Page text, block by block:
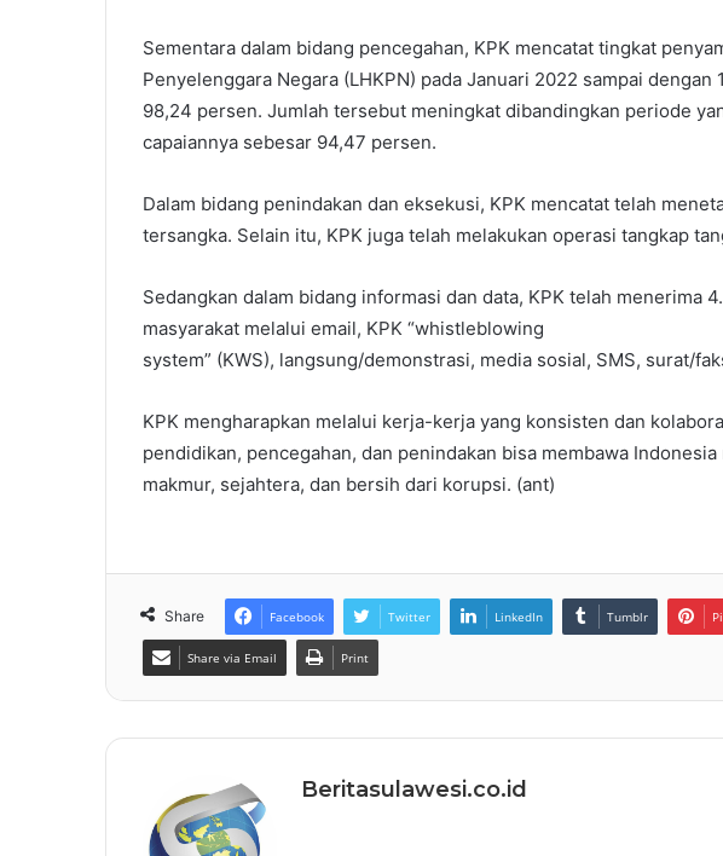
Sementara dalam bidang pencegahan, KPK mencatat tingkat
Penyelenggara Negara (LHKPN) pada Januari 2022 sampai dengan
98,24 persen. Jumlah tersebut meningkat dibandingkan periode
capaiannya sebesar 94,47 persen.
Dalam bidang penindakan dan eksekusi, KPK mencatat telah
tersangka. Selain itu, KPK juga telah melakukan operasi tangkap
Sedangkan dalam bidang informasi dan data, KPK telah menerima
masyarakat melalui email, KPK “whistleblowing
system” (KWS), langsung/demonstrasi, media sosial, SMS, surat/
KPK mengharapkan melalui kerja-kerja yang konsisten dan
pendidikan, pencegahan, dan penindakan bisa membawa
makmur, sejahtera, dan bersih dari korupsi. (ant)
Share Facebook Twitter LinkedIn Tumblr
Share via Email Print
Beritasulawesi.co.id